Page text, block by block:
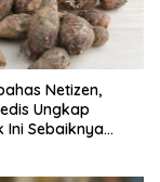
Netizen,
Ungkap
Ini Sebaiknya